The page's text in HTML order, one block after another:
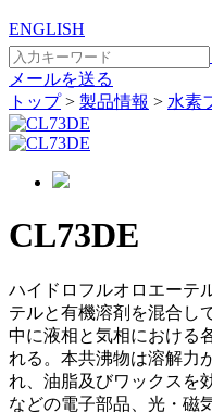
ENGLISH
メールを送る
トップ> 製品情報 > 水素
CL73DE
ハイドロフルオロエーテ
テルと有機溶剤を混合し
中に液相と気相における
れる。本共沸物は溶解力
れ、油脂及びワックスを
などの電子部品、光・磁